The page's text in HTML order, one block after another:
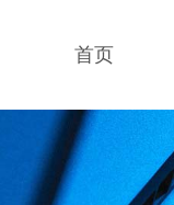
首页